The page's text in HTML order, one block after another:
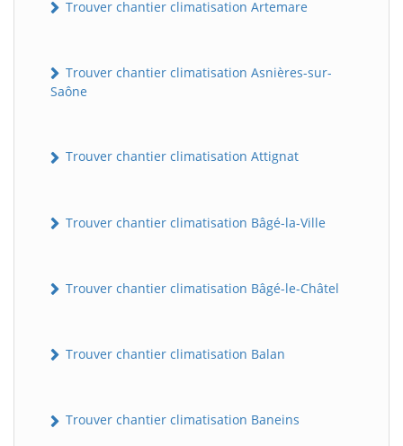
Trouver chantier climatisation Artemare
Trouver chantier climatisation Asnières-sur-
Saône
Trouver chantier climatisation Attignat
Trouver chantier climatisation Bâgé-la-Ville
Trouver chantier climatisation Bâgé-le-Châtel
Trouver chantier climatisation Balan
Trouver chantier climatisation Baneins